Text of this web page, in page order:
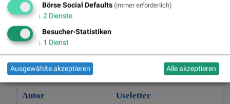
an Krankheiten mit unzureichenden
Behandlungsmöglichkeiten leiden, in zwei wichtigen
Virologie und Immunologie.
Autor Useletter
Börse Social Defaults (immer erforderlich)
↓ 2 Dienste
Besucher-Statistiken
↓ 1 Dienst
Ausgewählte akzeptieren Alle akzeptieren